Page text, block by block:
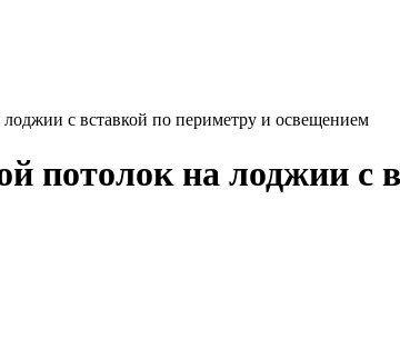
с вставкой по периметру и освещением
потолок на лоджии с